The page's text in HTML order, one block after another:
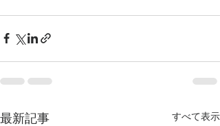
最新記事 すべて表示